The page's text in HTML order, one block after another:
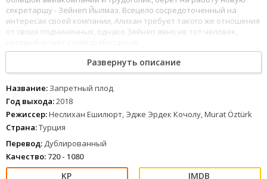
секретаршу - Зейнеп Йылмаз. Всецело сосредоточенный на
интересах своей компании, Алихан требует такого же отношения
от своих подчиненных, однако Зейнеп явно не тот человек,
12345 678
Развернуть описание
Название: Запретный плод
Год выхода:2018
Режиссер:Неслихан Ешилюрт, Эдже Эрдек Кочолу, Murat Öztürk
Страна:Турция
Перевод: Дублированный
Качество: 720 - 1080